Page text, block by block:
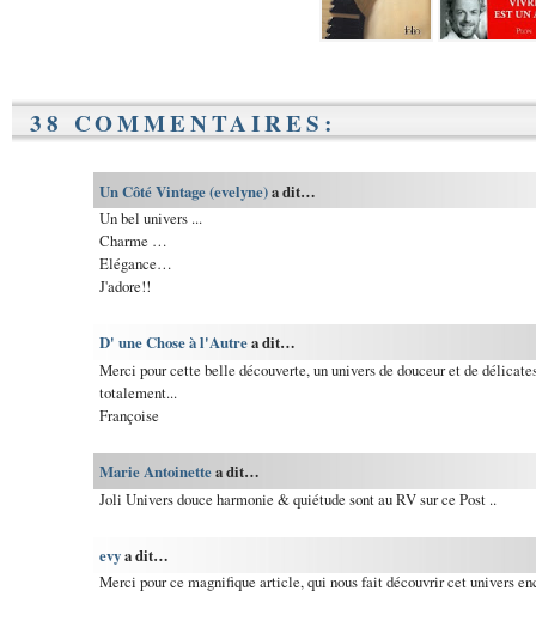
38 COMMENTAIRES:
Un Côté Vintage (evelyne)a dit…
Un bel univers ...
Charme …
Elégance…
J'adore!!
D' une Chose à l'Autrea dit…
Merci pour cette belle découverte, un univers de douceur et de
totalement...
Françoise
Marie Antoinettea dit…
Joli Univers douce harmonie & quiétude sont au RV sur ce Post ..
evya dit…
Merci pour ce magnifique article, qui nous fait découvrir cet univers